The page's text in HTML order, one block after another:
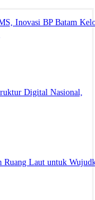
Inovasi BP Batam
Digital Nasional,
Ruang Laut untuk